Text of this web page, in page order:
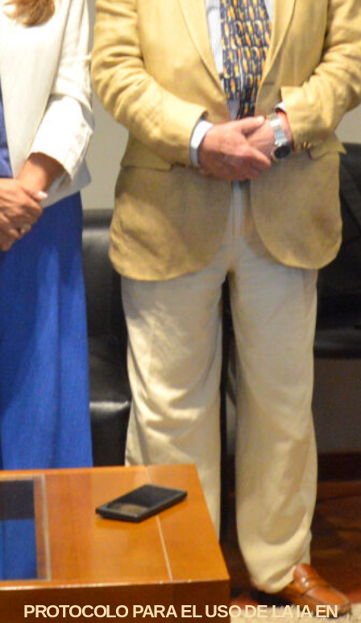
PROTOCOLO PARA EL USO DE LA IA EN